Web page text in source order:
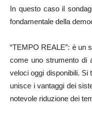
In questo caso il
fondamentale della
“TEMPO REALE”: è un
come uno strumento di
veloci oggi disponibili. Si
unisce i vantaggi dei
notevole riduzione dei